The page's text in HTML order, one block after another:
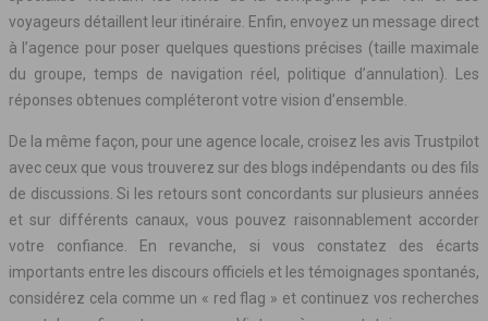
voyageurs détaillent leur itinéraire. Enfin, envoyez un message direct
à l’agence pour poser quelques questions précises (taille maximale
du groupe, temps de navigation réel, politique d’annulation). Les
réponses obtenues compléteront votre vision d’ensemble.
De la même façon, pour une agence locale, croisez les avis Trustpilot
avec ceux que vous trouverez sur des blogs indépendants ou des fils
de discussions. Si les retours sont concordants sur plusieurs années
et sur différents canaux, vous pouvez raisonnablement accorder
votre confiance. En revanche, si vous constatez des écarts
importants entre les discours officiels et les témoignages spontanés,
considérez cela comme un « red flag » et continuez vos recherches